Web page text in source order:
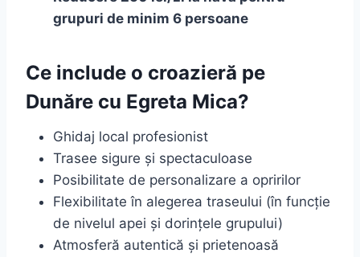
grupuri de minim 6 persoane
Ce include o croazieră pe
Dunăre cu Egreta Mica?
Ghidaj local profesionist
Trasee sigure și spectaculoase
Posibilitate de personalizare a opririlor
Flexibilitate în alegerea traseului (în funcție
de nivelul apei și dorințele grupului)
Atmosferă autentică și prietenoasă